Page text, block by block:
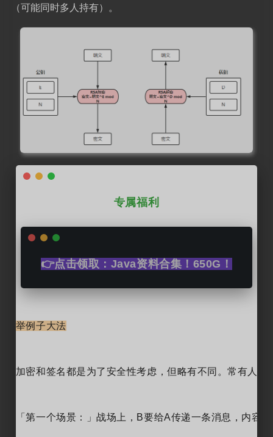
（可能同时多人持有）。
专属福利
👉点击领取：Java资料合集！650G！
举例子大法
加密和签名都是为了安全性考虑，但略有不同。常有人
「第一个场景：」战场上，B要给A传递一条消息，内容